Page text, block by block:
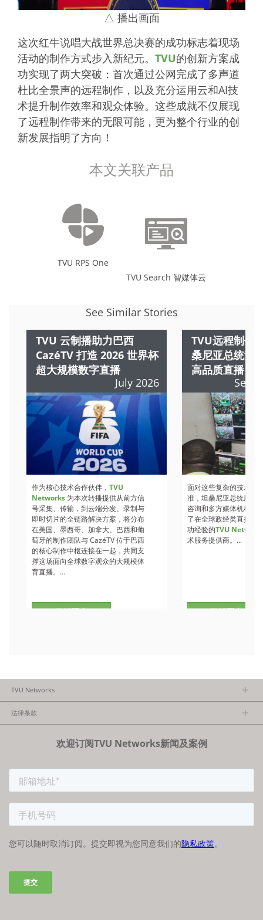
△ 播出画面
这次红牛说唱大战世界总决赛的成功标志着现场
活动的制作方式步入新纪元。 TVU的创新方案成
功实现了两大突破：首次通过公网完成了多声道
杜比全景声的远程制作，以及充分运用云和AI技
术提升制作效率和观众体验。这些成就不仅展现
了远程制作带来的无限可能，更为整个行业的创
新发展指明了方向！
本文关联产品
TVU RPS One
TVU Search 智媒体云
See Similar Stories
TVU 云制播助力巴西
CazéTV 打造 2026 世界杯
超大规模数字直播
July 2026
作为核心技术合作伙伴， TVU
Networks 为本次转播提供从前方信
号采集、传输，到云端分发、录制与
即时切片的全链路解决方案，将分布
在美国、墨西哥、加拿大、巴西和葡
萄牙的制作团队与 CazéTV 位于巴西
的核心制作中枢连接在一起，共同支
撑这场面向全球数字观众的大规模体
育直播。...
了解更多
TVU远程制作
桑尼亚总统竞
高品质直播
面对这些复杂的技术需
准，坦桑尼亚总统府经
咨询和多方媒体机构推
了在全球政经类直播领
功经验的TVU
术服务提供商。...
了解更多
TVU Networks
法律条款
欢迎订阅TVU Networks新闻及案例